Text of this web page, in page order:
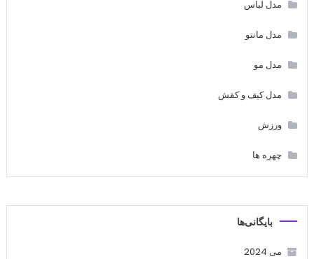
مدل لباس
مدل مانتو
مدل مو
مدل کیف و کفش
ورزش
چهره ها
بایگانی‌ها
می 2024